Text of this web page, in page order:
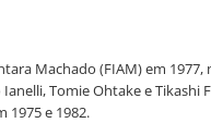
Machado (FIAM) em
Tomie Ohtake e Tikashi
1975 e 1982.